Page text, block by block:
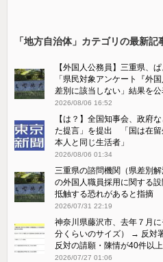
「地方自治体」カテゴリの最新記
【外国人公務員】三重県、
「県民対象アンケート『外
差別に該当しない」結果を
2026/08/06 16:52
【は？】全国知事会、政府
た提言」を提出 「国は在留
本人と同じ生活者」
2026/08/06 01:34
三重県の諮問機関（県差別
の外国人職員採用に関する
抵触する恐れがあると指摘
2026/07/31 22:19
神奈川県藤沢市、去年７月
分くらいのサイズ） → 反対
反対の請願・陳情が40件以
2026/07/27 01:06